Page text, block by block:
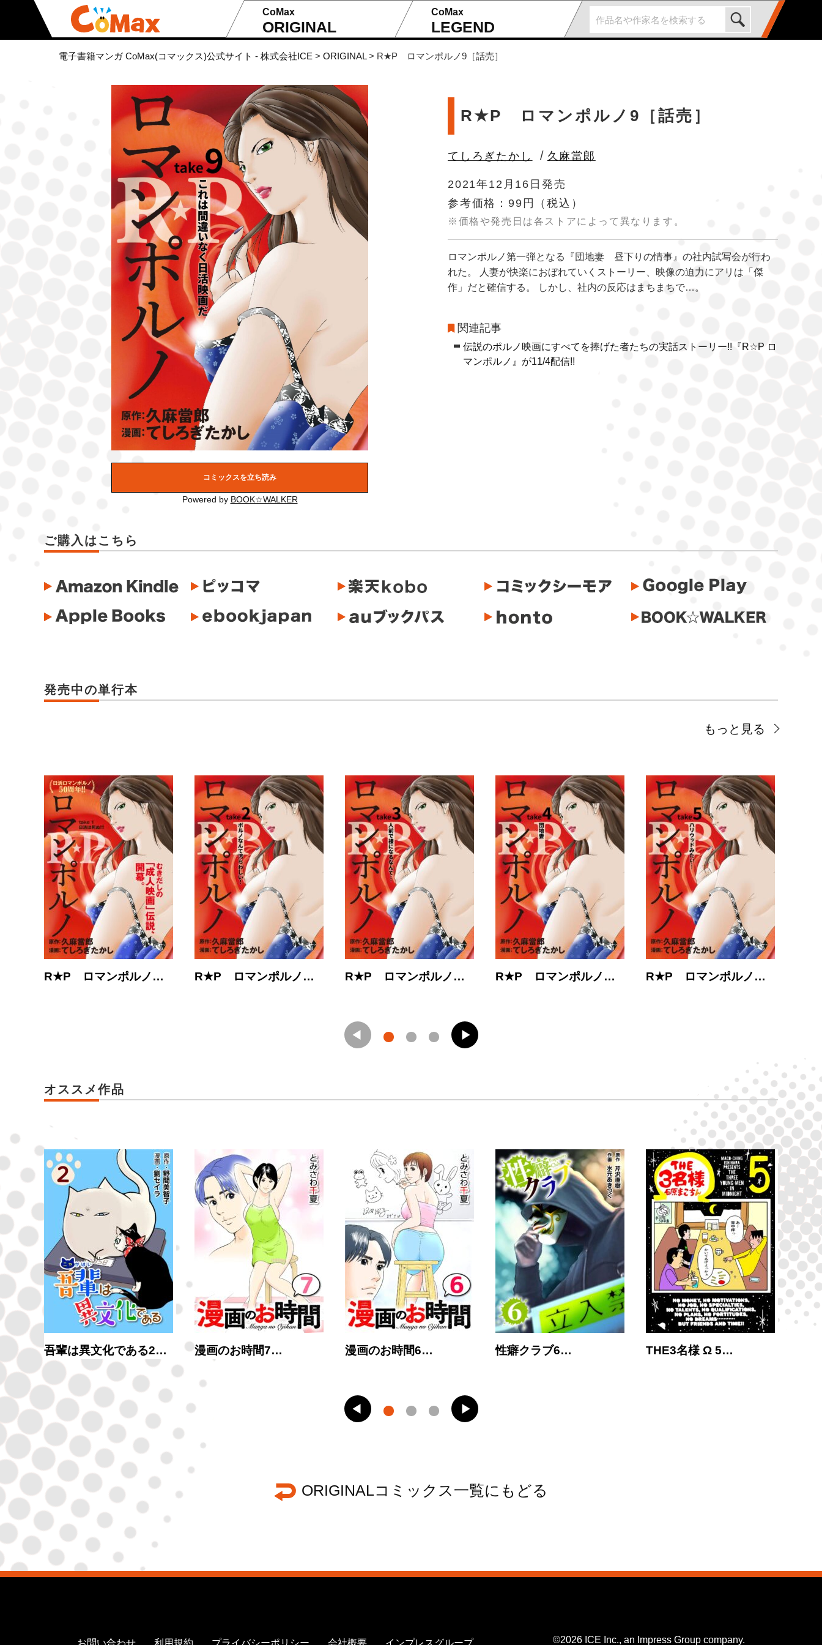
CoMax
ORIGINAL
CoMax
LEGEND
電子書籍マンガ CoMax(コマックス)公式サイト - 株式会社ICE > ORIGINAL> R★P ロマンポルノ9［話売］
コミックスを立ち読み
Powered by BOOK☆WALKER
R★P ロマンポルノ9［話売］
てしろぎたかし / 久麻當郎
2021年12月16日発売
参考価格：99円
（税込）
※価格や発売日は各ストアによって異なります。
ロマンポルノ第一弾となる『団地妻 昼下りの情事』の社内試写会が行わ
れた。 人妻が快楽におぼれていくストーリー、映像の迫力にアリは「傑
作」だと確信する。 しかし、社内の反応はまちまちで…。
関連記事
伝説のポルノ映画にすべてを捧げた者たちの実話ストーリー!!『R☆P ロ
マンポルノ』が11/4配信!!
ご購入はこちら
発売中の単行本
もっと見る
R★P ロマンポルノ… R★P ロマンポルノ… R★P ロマンポルノ… R★P ロマンポルノ… R★P ロマンポルノ…
オススメ作品
吾輩は異文化である2… 漫画のお時間7… 漫画のお時間6… 性癖クラブ6… THE3名様 Ω 5…
ORIGINALコミックス一覧にもどる
©2026 ICE Inc., an Impress Group company.